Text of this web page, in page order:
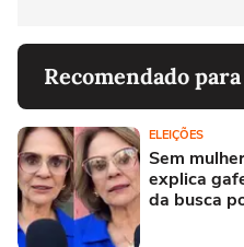
Recomendado
ELEIÇÕES
Sem
explica
da busca